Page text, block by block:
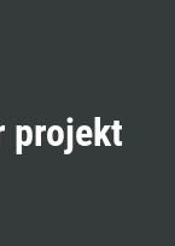
projekt